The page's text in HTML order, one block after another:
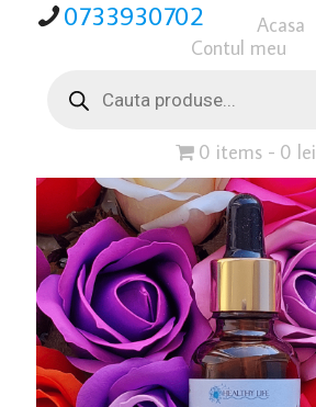
0733930702 Acasa
Contul meu
search
0 items 0 lei